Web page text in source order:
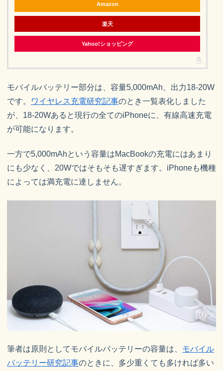
Amazon
楽天
Yahoo!ショッピング
モバイルバッテリー部分は、容量5,000mAh、出力18-20W
です。
ワイヤレス充電研究記事のとき一覧表化しました
が、18-20Wあると現行の全てのiPhoneに、有線高速充電
が可能になります。
一方で5,000mAhという容量はMacBookの充電にはあまり
にも少なく、20Wではそもそも遅すぎます。iPhoneも機種
によっては満充電に達しません。
筆者は原則としてモバイルバッテリーの容量は、 モバイル
バッテリー研究記事のときに、多少重くても多ければ多い